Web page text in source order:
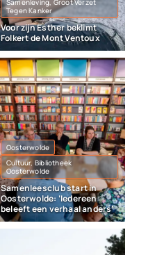
Tegen Kanker
Voor zijn Esther beklimt
Folkert de Mont Ventoux
Oosterwolde
Cultuur, Bibliotheek
Oosterwolde
Samenleesclub start in
Oosterwolde: ‘Iedereen
beleeft een verhaal anders’